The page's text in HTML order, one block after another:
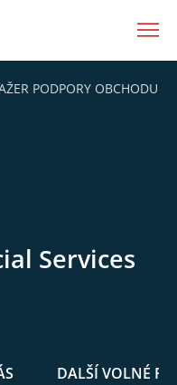
PODPORY OBCHODU
Services
DALŠÍ VOLNÉ